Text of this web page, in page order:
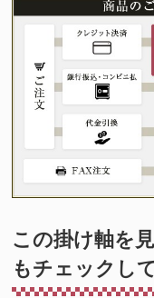
この掛け軸を
もチェックし